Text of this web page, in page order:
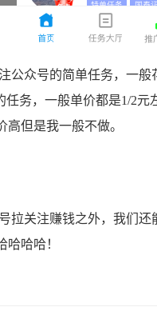
众号的简单任务，一般
务，一般单价都是1/2
但是我一般不做。
关注赚钱之外，我们还
哈哈！